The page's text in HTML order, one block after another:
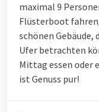
maximal 9
Flüsterboot
schönen Gebäude,
Ufer betrachten
Mittag essen oder
ist Genuss pur!